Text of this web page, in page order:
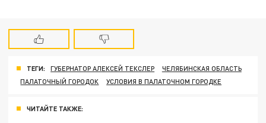
ТЕГИ: ГУБЕРНАТОР АЛЕКСЕЙ ТЕКСЛЕР
ЧЕЛЯБИНСКАЯ ОБЛАСТЬ
ПАЛАТОЧНЫЙ ГОРОДОК
УСЛОВИЯ В ПАЛАТОЧНОМ ГОРОДКЕ
ЧИТАЙТЕ ТАКЖЕ: